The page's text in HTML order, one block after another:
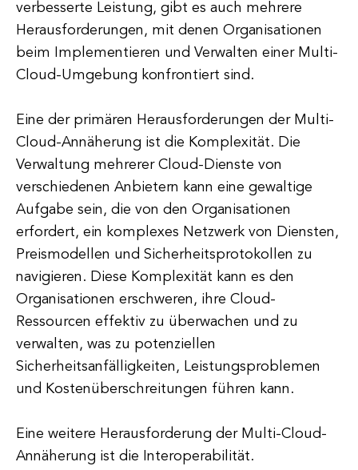
verbesserte Leistung, gibt es auch mehrere
Herausforderungen, mit denen Organisationen
beim Implementieren und Verwalten einer Multi-
Cloud-Umgebung konfrontiert sind.
Eine der primären Herausforderungen der Multi-
Cloud-Annäherung ist die Komplexität. Die
Verwaltung mehrerer Cloud-Dienste von
verschiedenen Anbietern kann eine gewaltige
Aufgabe sein, die von den Organisationen
erfordert, ein komplexes Netzwerk von Diensten,
Preismodellen und Sicherheitsprotokollen zu
navigieren. Diese Komplexität kann es den
Organisationen erschweren, ihre Cloud-
Ressourcen effektiv zu überwachen und zu
verwalten, was zu potenziellen
Sicherheitsanfälligkeiten, Leistungsproblemen
und Kostenüberschreitungen führen kann.
Eine weitere Herausforderung der Multi-Cloud-
Annäherung ist die Interoperabilität.